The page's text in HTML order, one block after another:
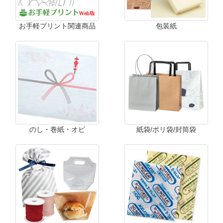
お手軽プリント関連商品 包装紙
のし・巻紙・オビ 紙袋/ポリ袋/封筒袋